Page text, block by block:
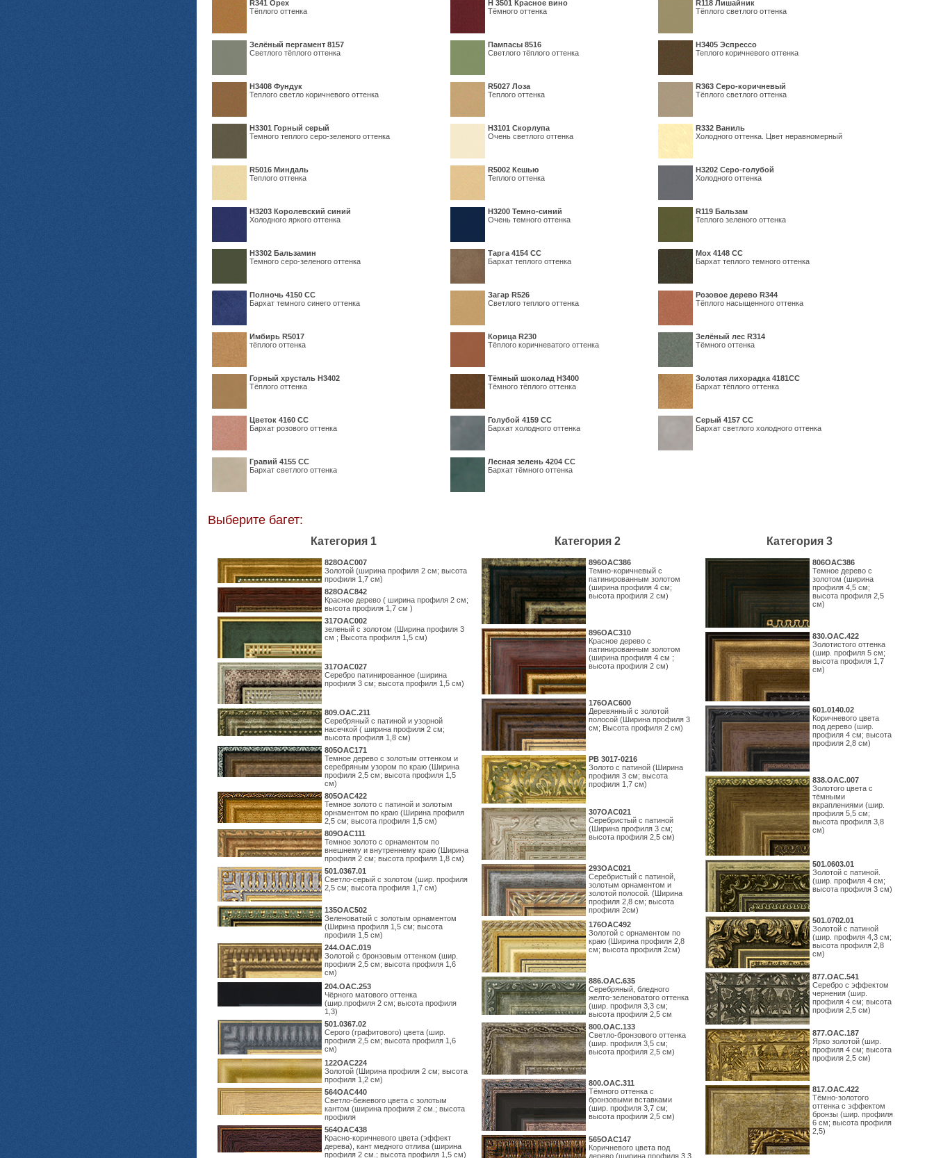
R341 Орех
Тёплого оттенка
Н 3501 Красное вино
Тёмного оттенка
R118 Лишайник
Тёплого светлого оттенка
Зелёный пергамент 8157
Светлого тёплого оттенка
Пампасы 8516
Светлого тёплого оттенка
Н3405 Эспрессо
Теплого коричневого оттенка
Н3408 Фундук
Теплого светло коричневого оттенка
R5027 Лоза
Теплого оттенка
R363 Серо-коричневый
Тёплого светлого оттенка
Н3301 Горный серый
Темного теплого серо-зеленого оттенка
Н3101 Скорлупа
Очень светлого оттенка
R332 Ваниль
Холодного оттенка. Цвет неравномерный
R5016 Миндаль
Теплого оттенка
R5002 Кешью
Теплого оттенка
Н3202 Серо-голубой
Холодного оттенка
Н3203 Королевский синий
Холодного яркого оттенка
Н3200 Темно-синий
Очень темного оттенка
R119 Бальзам
Теплого зеленого оттенка
Н3302 Бальзамин
Темного серо-зеленого оттенка
Тарга 4154 СС
Бархат теплого оттенка
Мох 4148 СС
Бархат теплого темного оттенка
Полночь 4150 СС
Бархат темного синего оттенка
Загар R526
Светлого теплого оттенка
Розовое дерево R344
Тёплого насыщенного оттенка
Имбирь R5017
тёплого оттенка
Корица R230
Тёплого коричневатого оттенка
Зелёный лес R314
Тёмного оттенка
Горный хрусталь H3402
Тёплого оттенка
Тёмный шоколад H3400
Тёмного тёплого оттенка
Золотая лихорадка 4181СС
Бархат тёплого оттенка
Цветок 4160 СС
Бархат розового оттенка
Голубой 4159 СС
Бархат холодного оттенка
Серый 4157 СС
Бархат светлого холодного оттенка
Гравий 4155 СС
Бархат светлого оттенка
Лесная зелень 4204 СС
Бархат тёмного оттенка
Выберите багет:
Категория 1 Категория 2 Категория 3
828OAC007
Золотой (ширина профиля 2 см; высота
профиля 1,7 см)
828OAC842
Красное дерево ( ширина профиля 2 см;
высота профиля 1,7 см )
317OAC002
зеленый с золотом (Ширина профиля 3
см ; Высота профиля 1,5 см)
317OAC027
Серебро патинированное (ширина
профиля 3 см; высота профиля 1,5 см)
809.ОАС.211
Серебряный с патиной и узорной
насечкой ( ширина профиля 2 см;
высота профиля 1,8 см)
805OAC171
Темное дерево с золотым оттенком и
серебряным узором по краю (Ширина
профиля 2,5 см; высота профиля 1,5
см)
805OAC422
Темное золото с патиной и золотым
орнаментом по краю (Ширина профиля
2,5 см; высота профиля 1,5 см)
809OAC111
Темное золото с орнаментом по
внешнему и внутреннему краю (Ширина
профиля 2 см; высота профиля 1,8 см)
501.0367.01
Светло-серый с золотом (шир. профиля
2,5 см; высота профиля 1,7 см)
135OAC502
Зеленоватый с золотым орнаментом
(Ширина профиля 1,5 см; высота
профиля 1,5 см)
244.ОАС.019
Золотой с бронзовым оттенком (шир.
профиля 2,5 см; высота профиля 1,6
см)
204.OAC.253
Чёрного матового оттенка
(шир.профиля 2 см; высота профиля
1,3)
501.0367.02
Серого (графитового) цвета (шир.
профиля 2,5 см; высота профиля 1,6
см)
122OAC224
Золотой (Ширина профиля 2 см; высота
профиля 1,2 см)
564ОАС440
Светло-бежевого цвета с золотым
кантом (ширина профиля 2 см.; высота
профиля
564ОАС438
Красно-коричневого цвета (эффект
дерева), кант медного отлива (ширина
профиля 2 см.; высота профиля 1,5 см)
896OAC386
Темно-коричневый с
патинированным золотом
(ширина профиля 4 см;
высота профиля 2 см)
896OAC310
Красное дерево с
патинированным золотом
(ширина профиля 4 см ;
высота профиля 2 см)
176OAC600
Деревянный с золотой
полосой (Ширина профиля 3
см; Высота профиля 2 см)
PB 3017-0216
Золото с патиной (Ширина
профиля 3 см; высота
профиля 1,7 см)
307OAC021
Серебристый с патиной
(Ширина профиля 3 см;
высота профиля 2,5 см)
293OAC021
Серебристый с патиной,
золотым орнаментом и
золотой полосой. (Ширина
профиля 2,8 см; высота
профиля 2см)
176OAC492
Золотой с орнаментом по
краю (Ширина профиля 2,8
см; высота профиля 2см)
886.ОАС.635
Серебряный, бледного
желто-зеленоватого оттенка
(шир. профиля 3,3 см;
высота профиля 2,5 см
800.ОАС.133
Светло-бронзового оттенка
(шир. профиля 3,5 см;
высота профиля 2,5 см)
800.ОАС.311
Тёмного оттенка с
бронзовыми вставками
(шир. профиля 3,7 см;
высота профиля 2,5 см)
565ОАС147
Коричневого цвета под
дерево (ширина профиля 3,3
806OAC386
Темное дерево с
золотом (ширина
профиля 4,5 см;
высота профиля 2,5
см)
830.ОАС.422
Золотистого оттенка
(шир. профиля 5 см;
высота профиля 1,7
см)
601.0140.02
Коричневого цвета
под дерево (шир.
профиля 4 см; высота
профиля 2,8 см)
838.ОАС.007
Золотого цвета с
тёмными
вкраплениями (шир.
профиля 5,5 см;
высота профиля 3,8
см)
501.0603.01
Золотой с патиной.
(шир. профиля 4 см;
высота профиля 3 см)
501.0702.01
Золотой с патиной
(шир. профиля 4,3 см;
высота профиля 2,8
см)
877.ОАС.541
Серебро с эффектом
чернения (шир.
профиля 4 см; высота
профиля 2,5 см)
877.ОАС.187
Ярко золотой (шир.
профиля 4 см; высота
профиля 2,5 см)
817.ОАС.422
Тёмно-золотого
оттенка с эффектом
бронзы (шир. профиля
6 см; высота профиля
2,5)